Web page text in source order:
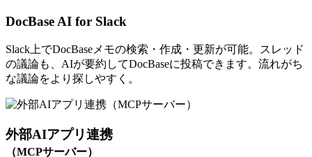
DocBase AI for Slack
Slack上でDocBaseメモの検索・作成・更新が可能。スレッド
の議論も、AIが要約してDocBaseに投稿できます。流れがち
な議論をより探しやすく。
外部AIアプリ連携
（MCPサーバー）